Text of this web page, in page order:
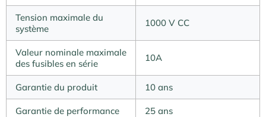
Tension maximale du
système
1000 V CC
Valeur nominale maximale
des fusibles en série
10A
Garantie du produit 10 ans
Garantie de performance 25 ans